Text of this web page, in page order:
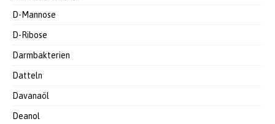
D-Mannose
D-Ribose
Darmbakterien
Datteln
Davanaöl
Deanol